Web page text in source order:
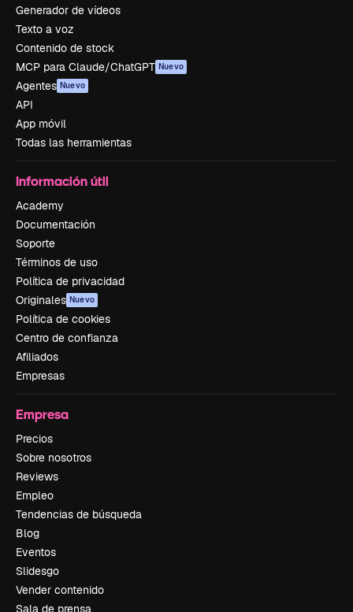
Generador de vídeos
Texto a voz
Contenido de stock
MCP para Claude/ChatGPT Nuevo
Agentes Nuevo
API
App móvil
Todas las herramientas
Información útil
Academy
Documentación
Soporte
Términos de uso
Política de privacidad
Originales Nuevo
Política de cookies
Centro de confianza
Afiliados
Empresas
Empresa
Precios
Sobre nosotros
Reviews
Empleo
Tendencias de búsqueda
Blog
Eventos
Slidesgo
Vender contenido
Sala de prensa